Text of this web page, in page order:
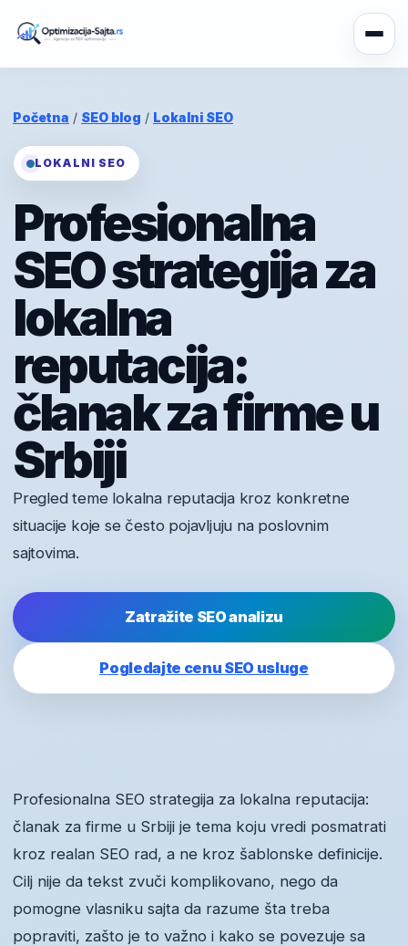
Početna / SEO blog / Lokalni SEO
LOKALNI SEO
Profesionalna
SEO strategija za
lokalna
reputacija:
članak za firme u
Srbiji
Pregled teme lokalna reputacija kroz konkretne
situacije koje se često pojavljuju na poslovnim
sajtovima.
Zatražite SEO analizu
Pogledajte cenu SEO usluge
Profesionalna SEO strategija za lokalna reputacija:
članak za firme u Srbiji je tema koju vredi posmatrati
kroz realan SEO rad, a ne kroz šablonske definicije.
Cilj nije da tekst zvuči komplikovano, nego da
pomogne vlasniku sajta da razume šta treba
popraviti, zašto je to važno i kako se povezuje sa